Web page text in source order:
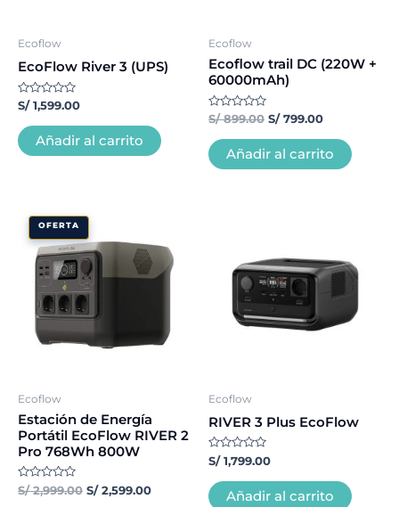
Ecoflow
EcoFlow River 3 (UPS)
Valorado
con
de
5
S/1,599.00
Añadir al carrito
Ecoflow
Ecoflow trail DC (220W +
60000mAh)
Valorado
con
de
5
S/899.00 S/799.00
Añadir al carrito
OFERTA
Ecoflow
Estación de Energía
Portátil EcoFlow RIVER 2
Pro 768Wh 800W
Valorado
con
S/2,999.00
El
original
era:
S/ 2,999.00.
S/2,599.00
actual
es:
S/ 2,599.00.
Ecoflow
RIVER 3 Plus EcoFlow
Valorado
con
de
5
S/1,799.00
Añadir al carrito